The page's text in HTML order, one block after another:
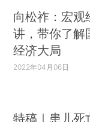
向松祚：宏观
讲，带你了解
经济大局
2022年04月06日
特稿｜患儿死